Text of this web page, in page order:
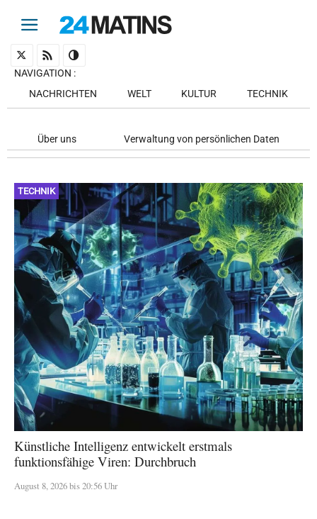
NAVIGATION :
NACHRICHTEN
WELT KULTUR TECHNIK
Über uns Verwaltung von persönlichen Daten
TECHNIK
Künstliche Intelligenz entwickelt erstmals
funktionsfähige Viren: Durchbruch
August 8, 2026 bis 20:56 Uhr